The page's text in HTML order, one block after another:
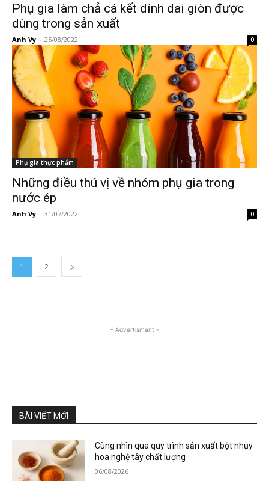
Phụ gia làm chả cá kết dính dai giòn được
dùng trong sản xuất
Anh Vy - 25/08/2022 0
Phụ gia thực phẩm
Những điều thú vị về nhóm phụ gia trong
nước ép
Anh Vy - 31/07/2022 0
1 2
- Advertisment -
BÀI VIẾT MỚI
Cùng nhìn qua quy trình sản xuất bột nhụy
hoa nghệ tây chất lượng
06/08/2026